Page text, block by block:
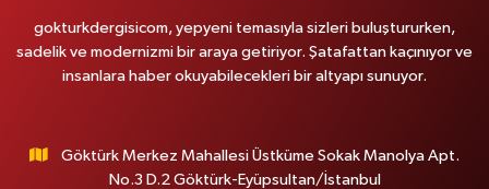
gokturkdergisicom, yepyeni temasıyla sizleri buluştururken,
sadelik ve modernizmi bir araya getiriyor. Şatafattan kaçınıyor ve
insanlara haber okuyabilecekleri bir altyapı sunuyor.
Göktürk Merkez Mahallesi Üstküme Sokak Manolya Apt.
No.3 D.2 Göktürk-Eyüpsultan/İstanbul